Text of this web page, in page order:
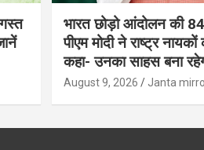
भारत छोड़ो आंदोलन की
पीएम मोदी ने राष्ट्र
कहा- उनका साहस बना
August 9, 2026 Janta